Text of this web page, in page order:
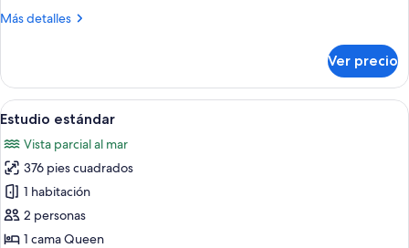
Más detalles
Más
vista
al
mar
Ver precio
Abrir
todas
las
fotos
de
Estudio
estándar
Habitación de hotel con cama,
8
Estudio estándar
Vista parcial al mar
376 pies cuadrados
1 habitación
2 personas
1 cama Queen